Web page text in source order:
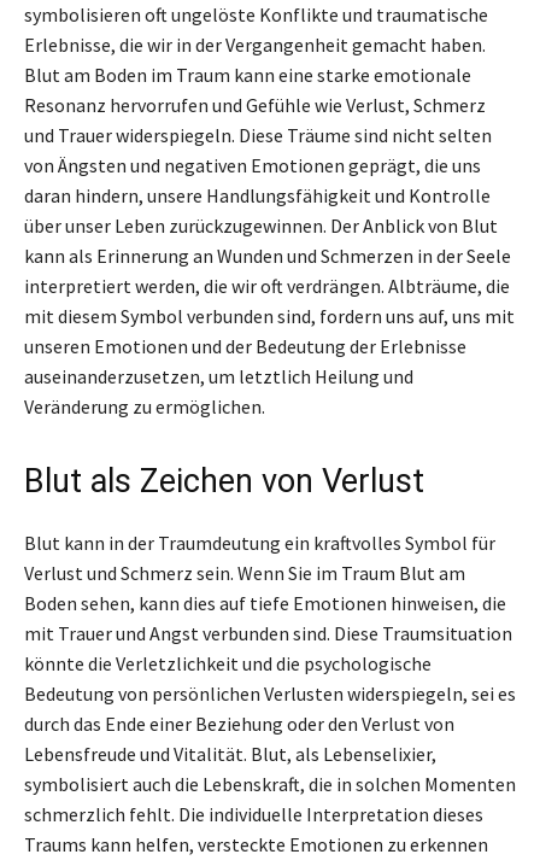
symbolisieren oft ungelöste Konflikte und traumatische
Erlebnisse, die wir in der Vergangenheit gemacht haben.
Blut am Boden im Traum kann eine starke emotionale
Resonanz hervorrufen und Gefühle wie Verlust, Schmerz
und Trauer widerspiegeln. Diese Träume sind nicht selten
von Ängsten und negativen Emotionen geprägt, die uns
daran hindern, unsere Handlungsfähigkeit und Kontrolle
über unser Leben zurückzugewinnen. Der Anblick von Blut
kann als Erinnerung an Wunden und Schmerzen in der Seele
interpretiert werden, die wir oft verdrängen. Albträume, die
mit diesem Symbol verbunden sind, fordern uns auf, uns mit
unseren Emotionen und der Bedeutung der Erlebnisse
auseinanderzusetzen, um letztlich Heilung und
Veränderung zu ermöglichen.
Blut als Zeichen von Verlust
Blut kann in der Traumdeutung ein kraftvolles Symbol für
Verlust und Schmerz sein. Wenn Sie im Traum Blut am
Boden sehen, kann dies auf tiefe Emotionen hinweisen, die
mit Trauer und Angst verbunden sind. Diese Traumsituation
könnte die Verletzlichkeit und die psychologische
Bedeutung von persönlichen Verlusten widerspiegeln, sei es
durch das Ende einer Beziehung oder den Verlust von
Lebensfreude und Vitalität. Blut, als Lebenselixier,
symbolisiert auch die Lebenskraft, die in solchen Momenten
schmerzlich fehlt. Die individuelle Interpretation dieses
Traums kann helfen, versteckte Emotionen zu erkennen